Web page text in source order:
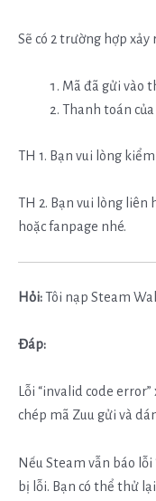
Sẽ có 2 trường hợp
Mã đã gửi vào
Thanh toán
TH 1. Bạn vui lòng
TH 2. Bạn vui lòng liên
hoặc fanpage nhé.
Hỏi:Tôi nạp Steam
Đáp:
Lỗi “invalid code
chép mã Zuu gửi và
Nếu Steam vẫn báo
bị lỗi. Bạn có thể thử